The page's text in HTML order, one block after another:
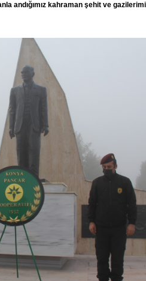
andığımız kahraman şehit ve